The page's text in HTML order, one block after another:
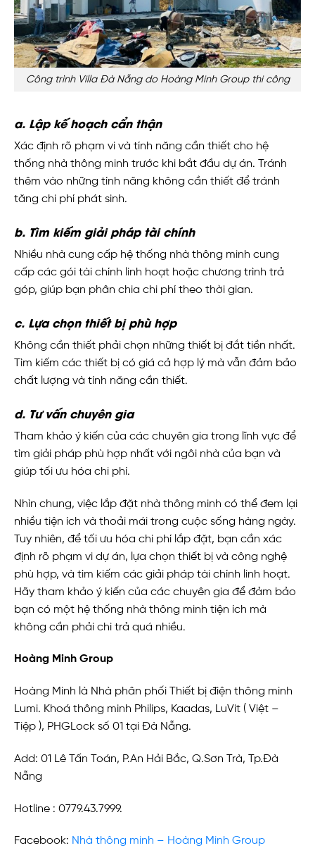
Công trình Villa Đà Nẵng do Hoàng Minh Group thi công
a. Lập kế hoạch cẩn thận
Xác định rõ phạm vi và tính năng cần thiết cho hệ
thống nhà thông minh trước khi bắt đầu dự án. Tránh
thêm vào những tính năng không cần thiết để tránh
tăng chi phí phát sinh.
b. Tìm kiếm giải pháp tài chính
Nhiều nhà cung cấp hệ thống nhà thông minh cung
cấp các gói tài chính linh hoạt hoặc chương trình trả
góp, giúp bạn phân chia chi phí theo thời gian.
c. Lựa chọn thiết bị phù hợp
Không cần thiết phải chọn những thiết bị đắt tiền nhất.
Tìm kiếm các thiết bị có giá cả hợp lý mà vẫn đảm bảo
chất lượng và tính năng cần thiết.
d. Tư vấn chuyên gia
Tham khảo ý kiến của các chuyên gia trong lĩnh vực để
tìm giải pháp phù hợp nhất với ngôi nhà của bạn và
giúp tối ưu hóa chi phí.
Nhìn chung, việc lắp đặt nhà thông minh có thể đem lại
nhiều tiện ích và thoải mái trong cuộc sống hàng ngày.
Tuy nhiên, để tối ưu hóa chi phí lắp đặt, bạn cần xác
định rõ phạm vi dự án, lựa chọn thiết bị và công nghệ
phù hợp, và tìm kiếm các giải pháp tài chính linh hoạt.
Hãy tham khảo ý kiến của các chuyên gia để đảm bảo
bạn có một hệ thống nhà thông minh tiện ích mà
không cần phải chi trả quá nhiều.
Hoàng Minh Group
Hoàng Minh là Nhà phân phối Thiết bị điện thông minh
Lumi. Khoá thông minh Philips, Kaadas, LuVit ( Việt –
Tiệp ), PHGLock số 01 tại Đà Nẵng.
Add: 01 Lê Tấn Toán, P.An Hải Bắc, Q.Sơn Trà, Tp.Đà
Nẵng
Hotline : 0779.43.7999.
Facebook: Nhà thông minh – Hoàng Minh Group